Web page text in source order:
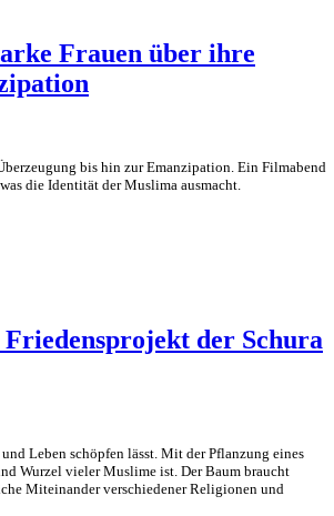
Frauen über ihre
bis hin zur Emanzipation. Ein Filmabend
die Identität der Muslima ausmacht.
der Schura
Leben schöpfen lässt. Mit der Pflanzung eines
Wurzel vieler Muslime ist. Der Baum braucht
Miteinander verschiedener Religionen und